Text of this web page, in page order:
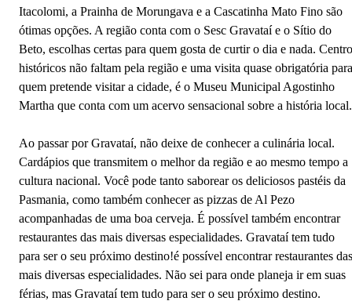
Itacolomi, a Prainha de Morungava e a Cascatinha Mato Fino são
ótimas opções. A região conta com o Sesc Gravataí e o Sítio do
Beto, escolhas certas para quem gosta de curtir o dia e nada.
históricos não faltam pela região e uma visita quase obrigatória para
quem pretende visitar a cidade, é o Museu Municipal Agostinho
Martha que conta com um acervo sensacional sobre a história local.
Ao passar por Gravataí, não deixe de conhecer a culinária local.
Cardápios que transmitem o melhor da região e ao mesmo tempo a
cultura nacional. Você pode tanto saborear os deliciosos pastéis da
Pasmania, como também conhecer as pizzas de Al Pezo
acompanhadas de uma boa cerveja. É possível também encontrar
restaurantes das mais diversas especialidades. Gravataí tem tudo
para ser o seu próximo destino!é possível encontrar restaurantes das
mais diversas especialidades. Não sei para onde planeja ir em suas
férias, mas Gravataí tem tudo para ser o seu próximo destino.